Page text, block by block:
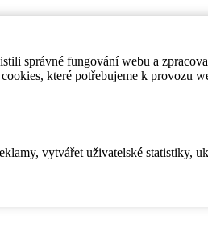
správné fungování webu a
které potřebujeme k provozu
vytvářet uživatelské statistiky,